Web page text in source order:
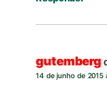
gutemberg
14 de junho de 2015